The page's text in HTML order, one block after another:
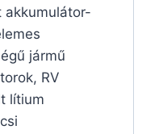
jármű
RV
lítium